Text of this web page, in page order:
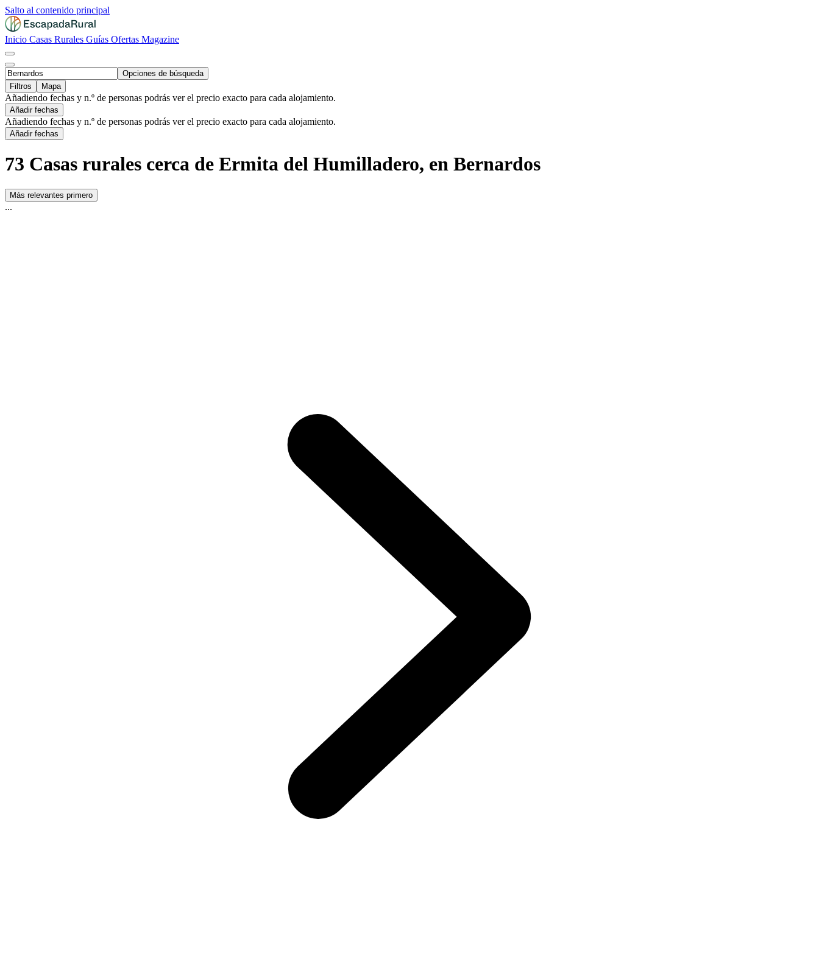
Salto al contenido principal
Inicio Casas Rurales Guías Ofertas Magazine
Opciones de búsqueda
Filtros
Mapa
Añadiendo fechas y n.º de personas podrás ver el precio exacto para cada alojamiento.
Añadir fechas
Añadiendo fechas y n.º de personas podrás ver el precio exacto para cada alojamiento.
Añadir fechas
73 Casas rurales cerca de Ermita del Humilladero, en Bernardos
Más relevantes primero
...